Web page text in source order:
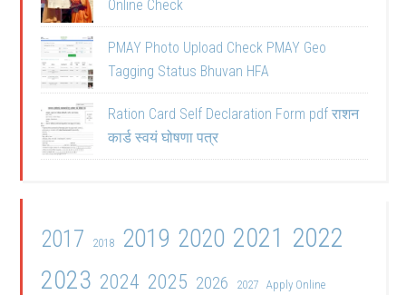
Online Check
PMAY Photo Upload Check PMAY Geo
Tagging Status Bhuvan HFA
Ration Card Self Declaration Form pdf राशन
कार्ड स्वयं घोषणा पत्र
2017 2018 2019 2020 2021 2022
2023 2024 2025 2026 2027 Apply Online